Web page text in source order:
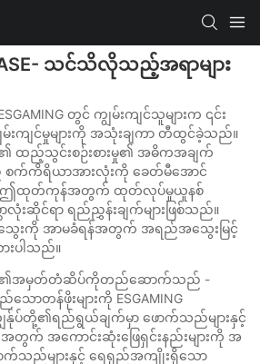
သင်သိလိုသည့်အရာများ
တွင် ကျွမ်းကျင်သူများက ၎င်း
းကျင်မှုများကို အသုံးချကာ တီထွင်ခဲ့သည်။
ထည့်သွင်းစဉ်းစားမှု၏ အဓိကအချက်
စက်ကိရိယာအားလုံးကို ခေတ်မီအောင်
င့် ဤထုတ်ကုန်အတွက် ထုတ်လုပ်မှုယူနစ်
လုံးဆိုင်ရာ ရည်ညွှန်းချက်များဖြစ်သည်။
ေးကို အာမခံရန်အတွက် အရည်အသွေးမြင့်
ားပါသည်။
၏အမှတ်တံဆိပ်ကိုတည်ဆောက်သည် -
တန်ဖိုးများကို ESGAMING
ပ်တို့၏ရည်ရွယ်ချက်မှာ ဖောက်သည်များနှင့်
တွက် အကောင်းဆုံးဖြေရှင်းနည်းများကို အ
ာက်သည်များနှင့် ရေရှည်အကျိုးရှိသော